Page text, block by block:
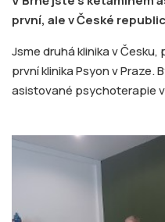
první, ale v České
Jsme druhá klinika v
první klinika Psyon v Praze.
asistované psychoterapie